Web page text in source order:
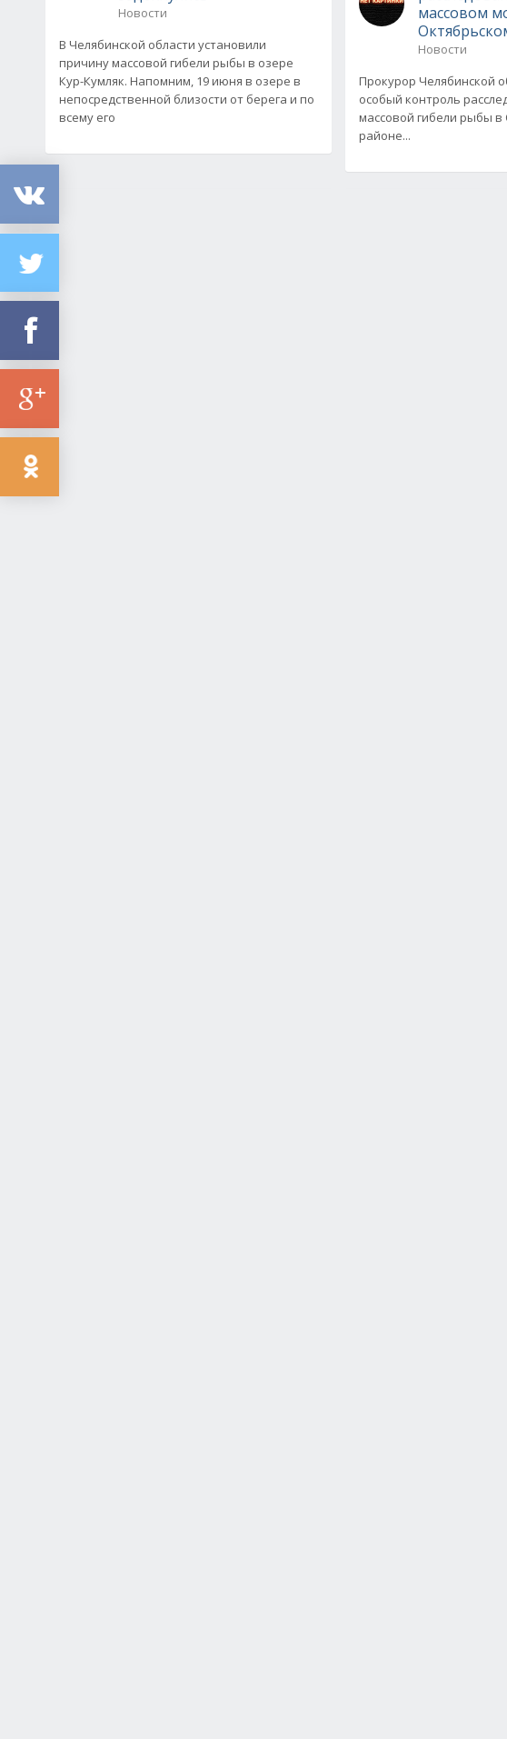
Новости
В Челябинской области установили
причину массовой гибели рыбы в озере
Кур-Кумляк. Напомним, 19 июня в озере в
непосредственной близости от берега и по
всему его
массовом
Новости
Прокурор Челябинской
особый контроль
массовой гибели рыбы в
районе...